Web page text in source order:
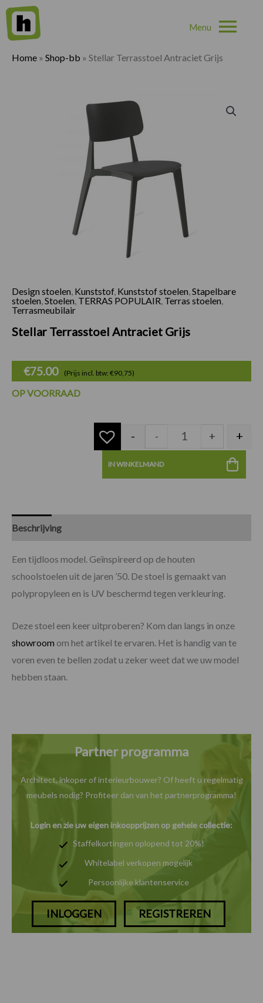
Home » Shop-bb » Stellar Terrasstoel Antraciet Grijs
Design stoelen Kunststof, Kunststof stoelen Stapelbare
stoelen Stoelen TERRAS POPULAIR Terras stoelen
Terrasmeubilair
Stellar Terrasstoel Antraciet Grijs
€75.00 (Prijs incl. btw: €90,75)
OP VOORRAAD
Stellar Terrasstoel
- - + +
IN WINKELMAND
Beschrijving
Een tijdloos model. Geïnspireerd op de houten
schoolstoelen uit de jaren ’50. De stoel is gemaakt van
polypropyleen en is UV beschermd tegen verkleuring.
Deze stoel een keer uitproberen? Kom dan langs in onze
showroom om het artikel te ervaren. Het is handig van te
voren even te bellen zodat u zeker weet dat we uw model
hebben staan.
Partner programma
Architect, inkoper of interieurbouwer? Of heeft u regelmatig
meubels nodig? Profiteer dan van het partnerprogramma!
Login en zie uw eigen inkoopprijzen op gehele collectie:
Staffelkortingen oplopend tot 20%!
Whitelabel verkopen mogelijk
Persoonlijke klantenservice
INLOGGEN REGISTREREN